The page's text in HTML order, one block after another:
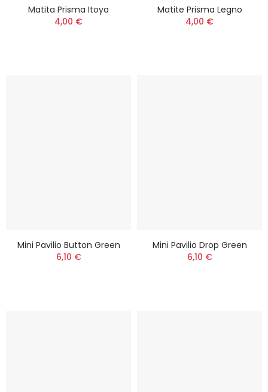
Matita Prisma Itoya
4,00 €
Matite Prisma Legno
4,00 €
Mini Pavilio Button Green
6,10 €
Mini Pavilio Drop Green
6,10 €